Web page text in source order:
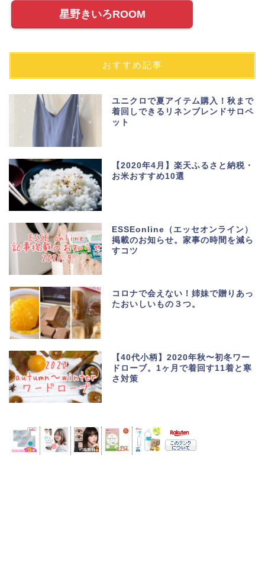
星野きいろROOM
おすすめ記事
ユニクロで夏アイテム購入！秋まで
着回しできるリネンブレンドサロペ
ット
【2020年4月】楽天ふるさと納税・
お米おすすめ10選
ESSEonline（エッセオンライン）
掲載のお知らせ。家事の時間を減ら
すコツ
コロナで会えない！姉妹で贈りあっ
たおいしいもの３つ。
【40代小柄】2020年秋〜初冬ワー
ドローブ。1ヶ月で着回す11着と寒
さ対策